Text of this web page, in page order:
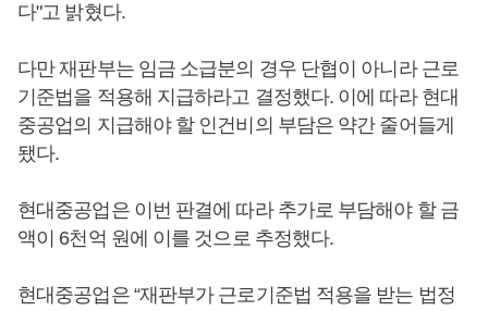
다"고 밝혔다.
다만 재판부는 임금 소급분의 경우 단협이 아니라 근로
기준법을 적용해 지급하라고 결정했다. 이에 따라 현대
중공업의 지급해야 할 인건비의 부담은 약간 줄어들게
됐다.
현대중공업은 이번 판결에 따라 추가로 부담해야 할 금
액이 6천억 원에 이를 것으로 추정했다.
현대중공업은 “재판부가 근로기준법 적용을 받는 법정